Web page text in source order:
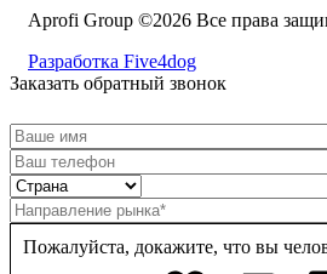
Aprofi Group ©2026 Все права
Разработка Five4dog
Заказать обратный звонок
Пожалуйста, докажите, что вы